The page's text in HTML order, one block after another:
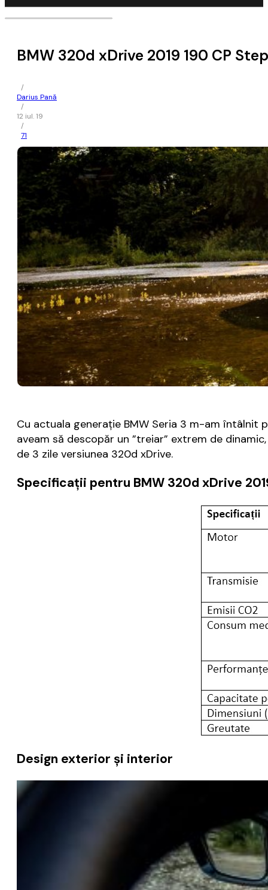
BMW 320d xDrive 2019 190 CP
/
Darius Pană
/
12 iul. 19
/
71
Cu actuala generație BMW Seria 3 m-am
aveam să descopăr un ”treiar” extrem de
de 3 zile versiunea 320d xDrive.
Specificații pentru BMW 320d xDrive
Design exterior și interior